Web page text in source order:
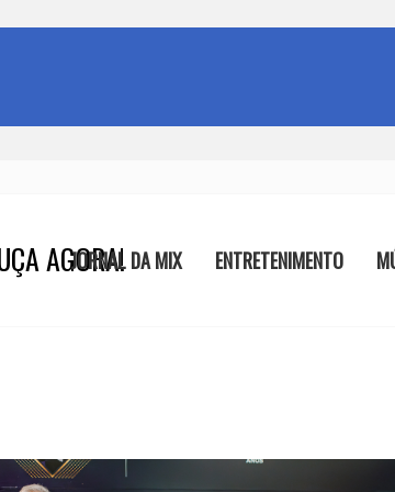
AGORA!
JORNAL DA MIX ENTRETENIMENTO